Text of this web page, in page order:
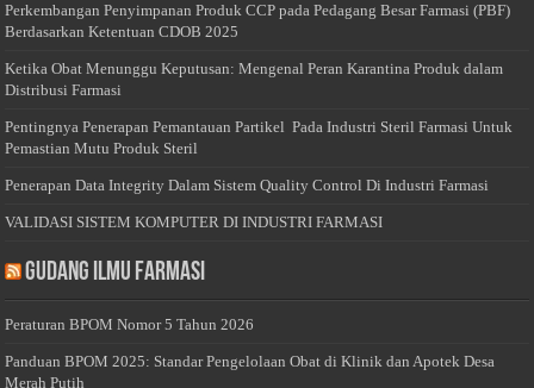
Perkembangan Penyimpanan Produk CCP pada Pedagang Besar Farmasi (PBF)
Berdasarkan Ketentuan CDOB 2025
Ketika Obat Menunggu Keputusan: Mengenal Peran Karantina Produk dalam
Distribusi Farmasi
Pentingnya Penerapan Pemantauan Partikel Pada Industri Steril Farmasi Untuk
Pemastian Mutu Produk Steril
Penerapan Data Integrity Dalam Sistem Quality Control Di Industri Farmasi
VALIDASI SISTEM KOMPUTER DI INDUSTRI FARMASI
Gudang Ilmu Farmasi
Peraturan BPOM Nomor 5 Tahun 2026
Panduan BPOM 2025: Standar Pengelolaan Obat di Klinik dan Apotek Desa
Merah Putih